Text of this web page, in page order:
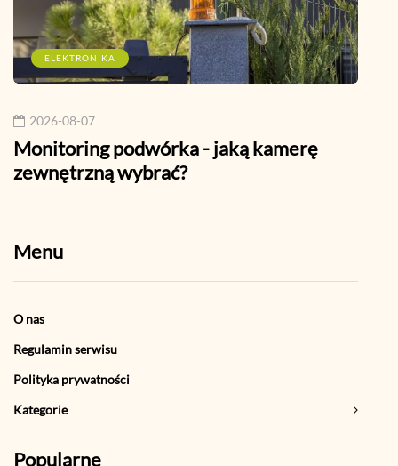
ELEKTRONIKA
2026-08-07
Monitoring podwórka - jaką kamerę
zewnętrzną wybrać?
Menu
O nas
Regulamin serwisu
Polityka prywatności
Kategorie
Popularne